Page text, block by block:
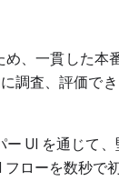
、一貫した本
調査、評価で
UI を通じて、
ローを数秒で